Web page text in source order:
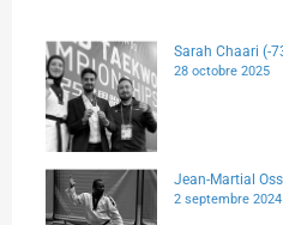
Sarah Chaari (-
28 octobre 2025
Jean-Martial
2 septembre 2024